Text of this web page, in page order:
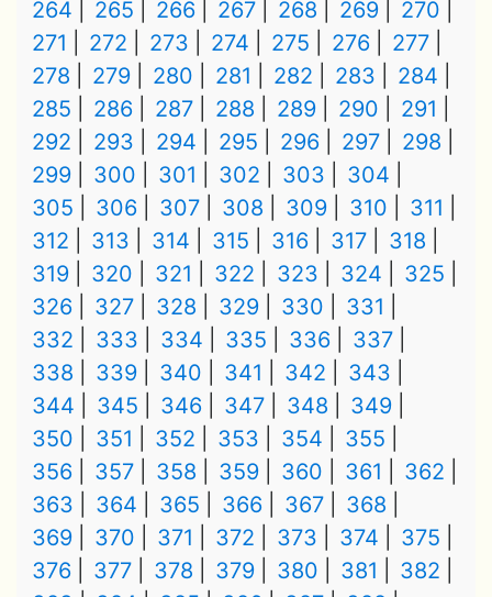
264
265 266 267 268 269
270
271
272 273 274 275 276
277
278
279 280 281 282 283
284
285
286 287 288 289 290
291
292
293 294 295 296 297
298
299
300 301 302 303
304
305
306 307 308 309 310
311
312
313 314 315 316 317
318
319
320 321 322 323 324
325
326
327 328 329 330
331
332
333 334 335 336
337
338
339 340 341 342
343
344
345 346 347 348
349
350
351 352 353 354
355
356
357 358 359 360 361
362
363
364 365 366 367
368
369
370 371 372 373 374
375
376
377 378 379 380 381
382